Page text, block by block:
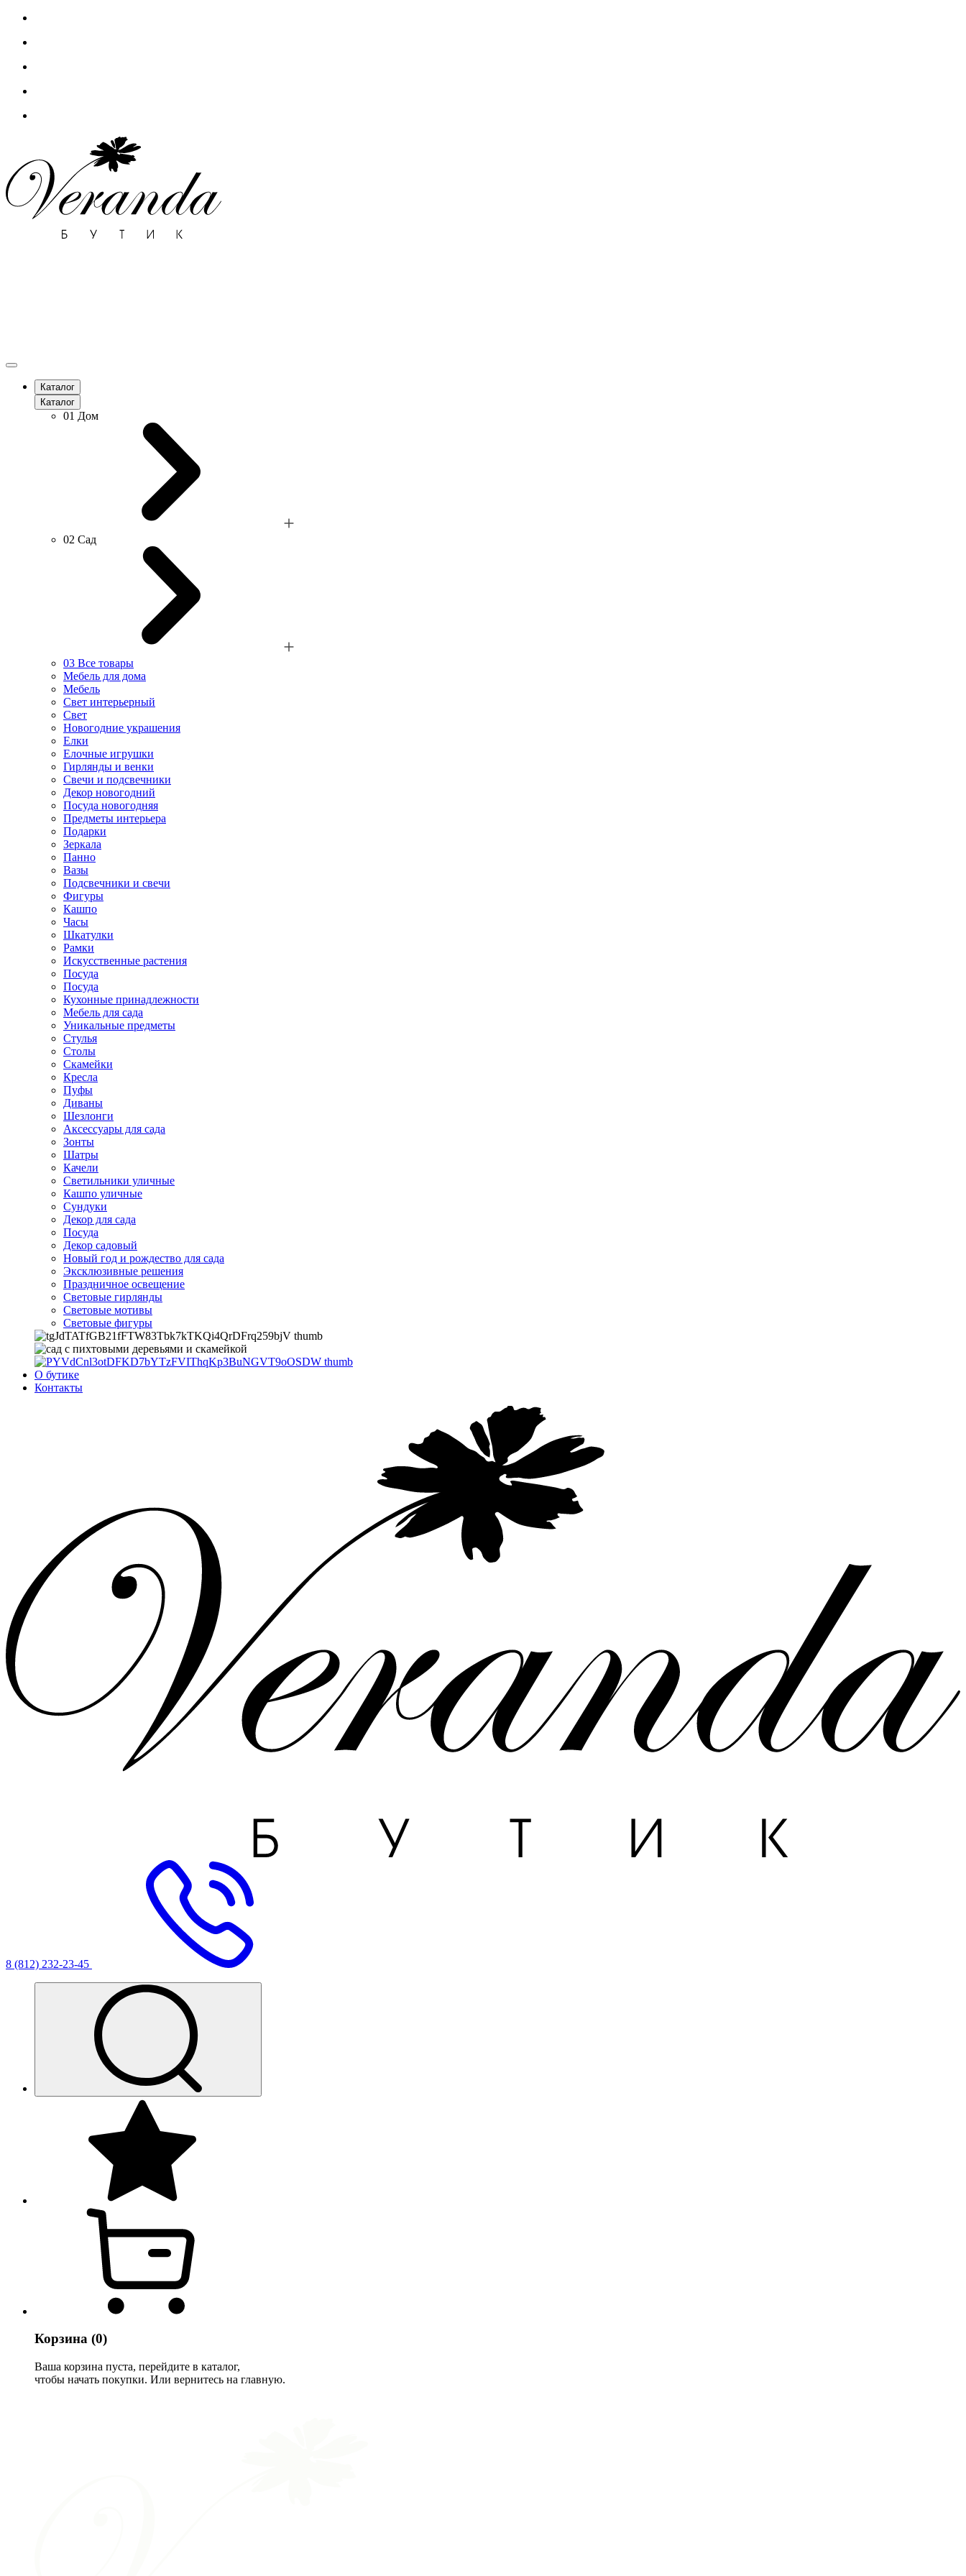
Каталог
Каталог
01 Дом
02 Сад
03 Все товары
Мебель для дома
Мебель
Свет интерьерный
Свет
Новогодние украшения
Елки
Елочные игрушки
Гирлянды и венки
Свечи и подсвечники
Декор новогодний
Посуда новогодняя
Предметы интерьера
Подарки
Зеркала
Панно
Вазы
Подсвечники и свечи
Фигуры
Кашпо
Часы
Шкатулки
Рамки
Искусственные растения
Посуда
Посуда
Кухонные принадлежности
Мебель для сада
Уникальные предметы
Стулья
Столы
Скамейки
Кресла
Пуфы
Диваны
Шезлонги
Аксессуары для сада
Зонты
Шатры
Качели
Cветильники уличные
Кашпо уличные
Сундуки
Декор для сада
Посуда
Декор садовый
Новый год и рождество для сада
Эксклюзивные решения
Праздничное освещение
Световые гирлянды
Световые мотивы
Световые фигуры
О бутике
Контакты
8 (812) 232-23-45
Корзина (0)
Ваша корзина пуста, перейдите в каталог,
чтобы начать покупки. Или вернитесь на главную.